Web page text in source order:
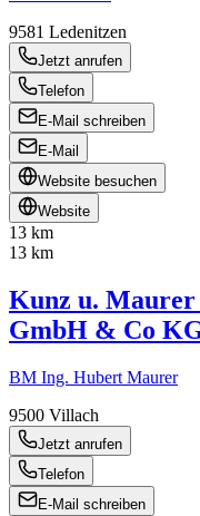
9581 Ledenitzen
Jetzt anrufen
Telefon
E-Mail schreiben
E-Mail
Website besuchen
Website
13 km
13 km
Kunz u. Maurer
GmbH & Co
BM Ing. Hubert Maurer
9500 Villach
Jetzt anrufen
Telefon
E-Mail schreiben